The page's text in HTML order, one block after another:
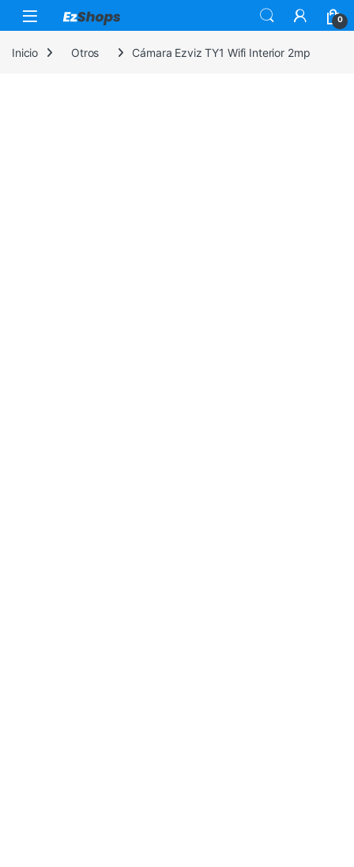
Saltar a la navegación
Saltar al contenido
0
Inicio Otros Cámara Ezviz TY1 Wifi Interior 2mp